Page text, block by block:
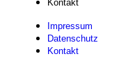
Kontakt
Impressum
Datenschutz
Kontakt